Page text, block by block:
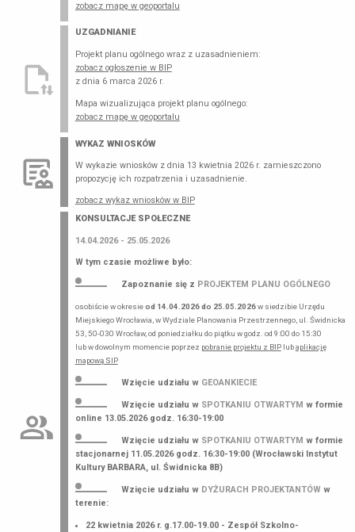
zobacz mapę w geoportalu
UZGADNIANIE
Projekt planu ogólnego wraz z uzasadnieniem:
zobacz ogłoszenie w BIP
z dnia 6 marca 2026 r.
Mapa wizualizująca projekt planu ogólnego:
zobacz mapę w geoportalu
WYKAZ WNIOSKÓW
W wykazie wniosków z dnia 13 kwietnia 2026 r. zamieszczono
propozycję ich rozpatrzenia i uzasadnienie.
zobacz wykaz wniosków w BIP
KONSULTACJE SPOŁECZNE
14.04.2026 - 25.05.2026
W tym czasie możliwe było:
Zapoznanie się z PROJEKTEM PLANU OGÓLNEGO
osobiście w okresieod 14.04.2026 do 25.05.2026w siedzibie Urzędu
Miejskiego Wrocławia, w Wydziale Planowania Przestrzennego, ul. Świdnicka
53, 50-030 Wrocław, od poniedziałku do piątku w godz. od 9:00 do 15:30
lub w dowolnym momencie poprzez pobranie projektu z BIPlubaplikację
mapową SIP
Wzięcie udziału w GEOANKIECIE
Wzięcie udziału w SPOTKANIU OTWARTYM w formie
online 13.05.2026 godz. 16:30-19:00
Wzięcie udziału w SPOTKANIU OTWARTYM w formie
stacjonarnej 11.05.2026 godz. 16:30-19:00 (Wrocławski Instytut
Kultury BARBARA, ul. Świdnicka 8B)
Wzięcie udziału w DYŻURACH PROJEKTANTÓWw
terenie:
22 kwietnia 2026 r. g.17.00-19.00 - Zespół Szkolno-